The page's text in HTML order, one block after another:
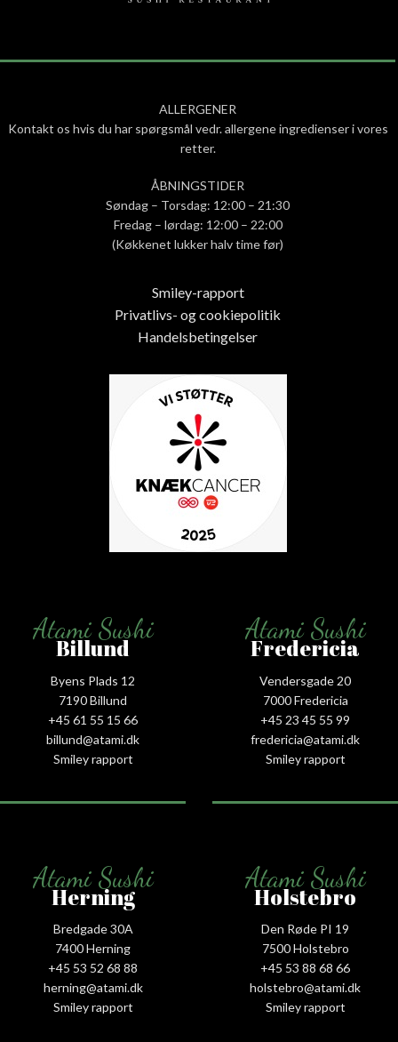
ALLERGENER
Kontakt os hvis du har spørgsmål vedr. allergene ingredienser i vores
retter.
ÅBNINGSTIDER
Søndag – Torsdag: 12:00 – 21:30
Fredag – lørdag: 12:00 – 22:00
(Køkkenet lukker halv time før)
Smiley-rapport
Privatlivs- og cookiepolitik
Handelsbetingelser
Atami Sushi
Billund
Byens Plads 12
7190 Billund
+45 61 55 15 66‬
billund@atami.dk
Smiley rapport
Atami Sushi
Fredericia
Vendersgade 20
7000 Fredericia
+45 23 45 55 99
fredericia@atami.dk
Smiley rapport
Atami Sushi
Herning
Bredgade 30A
7400 Herning
+45 53 52 68 88
herning@atami.dk
Smiley rapport
Atami Sushi
Holstebro
Den Røde PI 19
7500 Holstebro
+45 53 88 68 66
holstebro@atami.dk
Smiley rapport